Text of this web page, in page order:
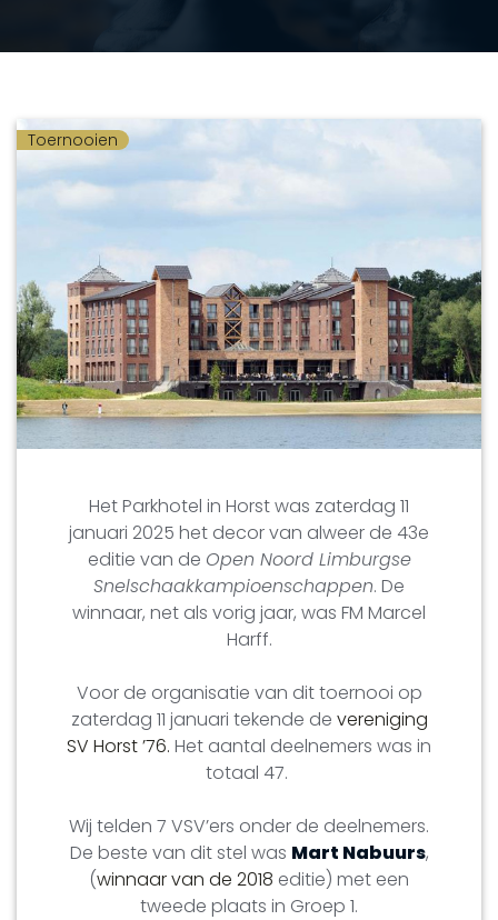
Toernooien
Het Parkhotel in Horst was zaterdag 11
januari 2025 het decor van alweer de 43e
editie van de Open Noord Limburgse
Snelschaakkampioenschappen. De
winnaar, net als vorig jaar, was FM Marcel
Harff.
Voor de organisatie van dit toernooi op
zaterdag 11 januari tekende de vereniging
SV Horst ’76. Het aantal deelnemers was in
totaal 47.
Wij telden 7 VSV’ers onder de deelnemers.
De beste van dit stel was Mart Nabuurs,
(winnaar van de 2018 editie) met een
tweede plaats in Groep 1.